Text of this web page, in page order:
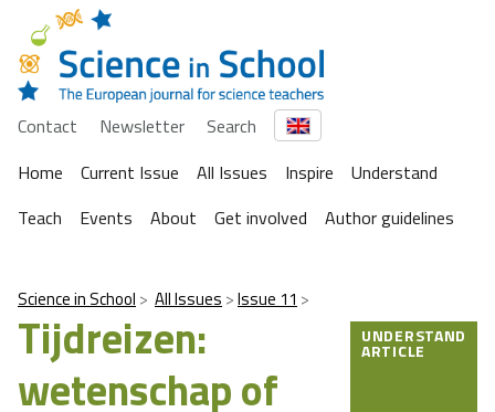
Contact Newsletter
Search
Home
Current Issue All Issues Inspire
Understand
Teach
Events About Get involved Author guidelines
Science in School All Issues Issue 11
Tijdreizen:
wetenschap of
UNDERSTAND
ARTICLE